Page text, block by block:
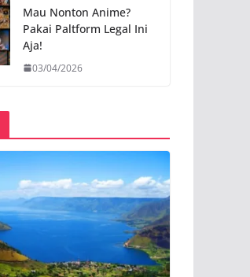
Mau Nonton Anime?
Pakai Paltform Legal Ini
Aja!
03/04/2026